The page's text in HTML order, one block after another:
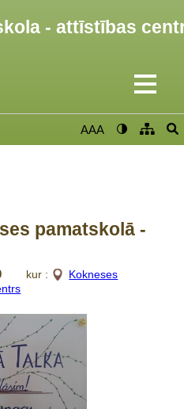
- attīstības
AAA
pamatskolā -
kur :
Kokneses